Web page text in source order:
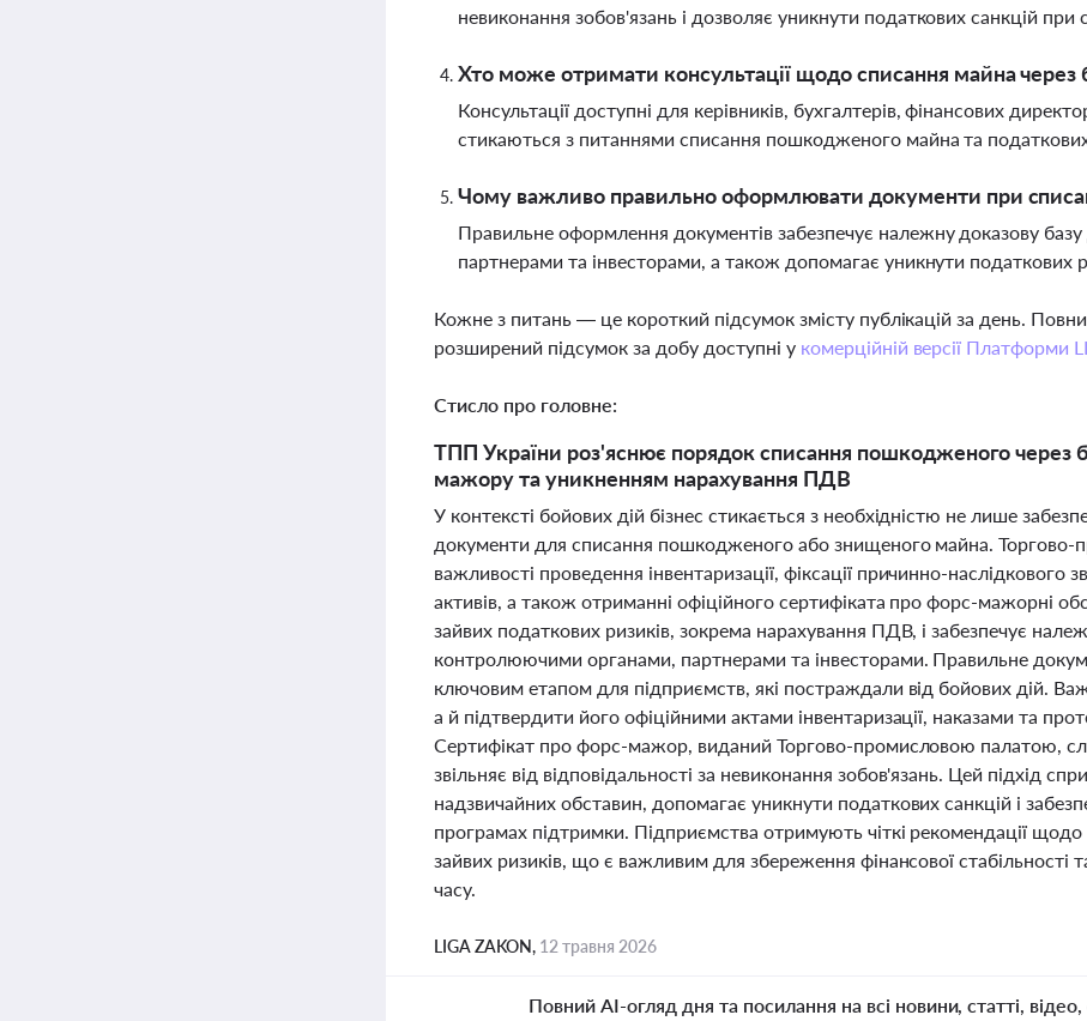
невиконання зобов'язань і дозволяє уникнути податкових санкцій при
Хто може отримати консультації щодо списання майна через
Консультації доступні для керівників, бухгалтерів, фінансових
стикаються з питаннями списання пошкодженого майна та податкових
Чому важливо правильно оформлювати документи при
Правильне оформлення документів забезпечує належну доказову
партнерами та інвесторами, а також допомагає уникнути податкових
Кожне з питань — це короткий підсумок змісту публікацій за день.
розширений підсумок за добу доступні у комерційній версії Платформи
Стисло про головне:
ТПП України роз'яснює порядок списання пошкодженого через
мажору та уникненням нарахування ПДВ
У контексті бойових дій бізнес стикається з необхідністю не лише
документи для списання пошкодженого або знищеного майна. Торгово-
важливості проведення інвентаризації, фіксації причинно-
активів, а також отриманні офіційного сертифіката про форс-мажорні
зайвих податкових ризиків, зокрема нарахування ПДВ, і забезпечує
контролюючими органами, партнерами та інвесторами. Правильне
ключовим етапом для підприємств, які постраждали від бойових дій.
а й підтвердити його офіційними актами інвентаризації, наказами та
Сертифікат про форс-мажор, виданий Торгово-промисловою палатою,
звільняє від відповідальності за невиконання зобов'язань. Цей підхід
надзвичайних обставин, допомагає уникнути податкових санкцій і
програмах підтримки. Підприємства отримують чіткі рекомендації
зайвих ризиків, що є важливим для збереження фінансової стабільності
часу.
LIGA ZAKON, 12 травня 2026
Повний AI-огляд дня та посилання на всі новини, статті,